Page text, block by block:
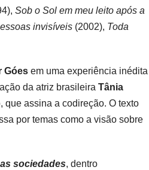
Sob o Sol em meu leito após a
invisíveis (2002), Toda
Góes em uma experiência inédita
da atriz brasileira Tânia
, que assina a codireção. O texto
por temas como a visão sobre
sociedades, dentro